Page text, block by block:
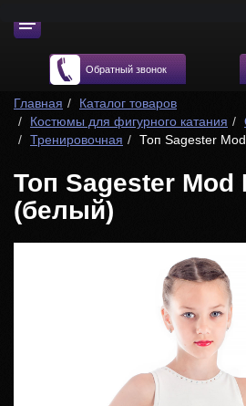
Обратный звонок
Главная
Каталог товаров
Костюмы для фигурного катания
Тренировочная
Топ Sagester
Топ Sagester
(белый)